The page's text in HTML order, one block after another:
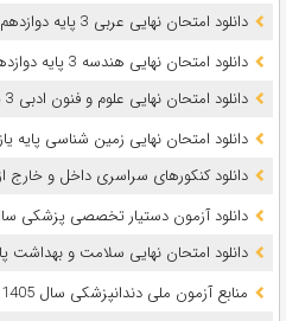
دانلود امتحان نهایی عربی 3 پایه دوازدهم تیر 1405 + پاسخ
دانلود امتحان نهایی هندسه 3 پایه دوازدهم تیر 1405
دانلود امتحان نهایی علوم و فنون ادبی 3 پایه دوازدهم تیر 1405
دانلود امتحان نهایی زمین شناسی پایه
دانلود کنکورهای سراسری داخل و خارج از کشور
دانلود آزمون دستیار تخصصی پزشکی سال 1405 + کلید
دانلود امتحان نهایی سلامت و بهداشت پایه
ﻣﻨﺎﺑﻊ آزﻣﻮن ﻣﻠﯽ دندانپزشکی سال 1405 (دوره های 25 و 26)